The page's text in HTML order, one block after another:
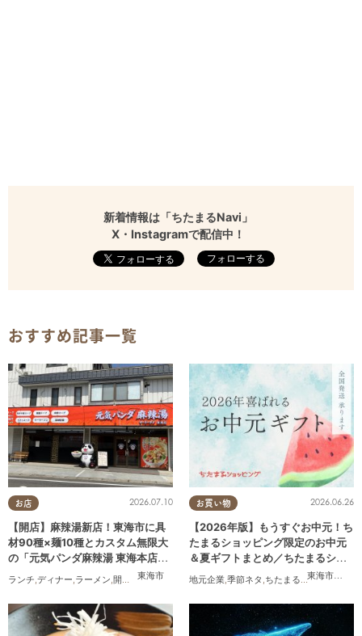
新着情報は「ちたまるNavi」
X・Instagramで配信中！
フォローする
おすすめ記事一覧
お店
東海市
2026.07.10
【開店】麻辣湯新店！東海市に具
材90種×麺10種とカスタム無限大
の「元気パンダ麻辣湯 東海本店」
ランチ,ディナー,ラーメン,開店 夫婦,カップル ,おひとりさま,友人,トレンド
お買い物
東海市大府
2026.06.26
【2026年版】もうすぐお中元！ち
たまるショッピング限定のお中元
＆夏ギフトまとめ／ちたまるショ
ッピング
地元企業,季節ネタ ,ちたまるショッピング